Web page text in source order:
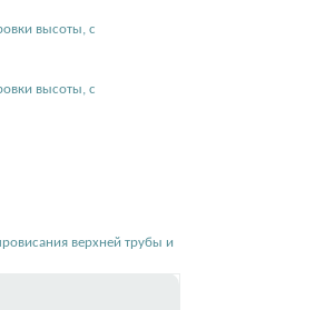
высоты, с
высоты, с
верхней трубы и